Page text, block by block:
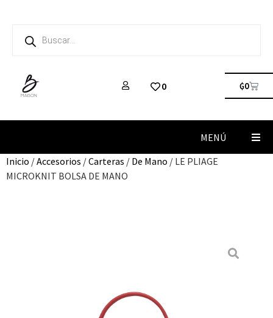
0 ₲0
MENÚ
Inicio /Accesorios /Carteras / De Mano / LE PLIAGE
MICROKNIT BOLSA DE MANO